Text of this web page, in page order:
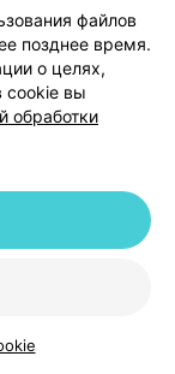
файлов
позднее время.
о целях,
cookie вы
обработки